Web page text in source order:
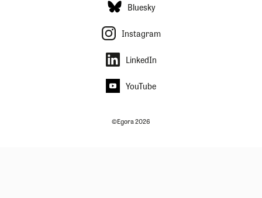
Bluesky
Instagram
LinkedIn
YouTube
©Egora 2026